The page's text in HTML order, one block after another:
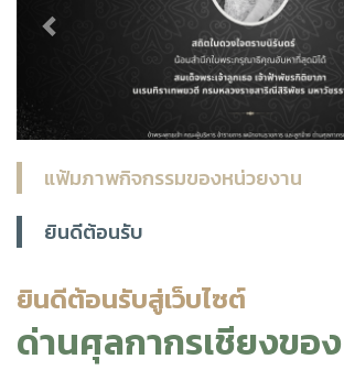
แฟ้มภาพกิจกรรมของหน่วยงาน
ยินดีต้อนรับ
ยินดีต้อนรับสู่เว็บไซต์
ด่านศุลกากรเชียงของ